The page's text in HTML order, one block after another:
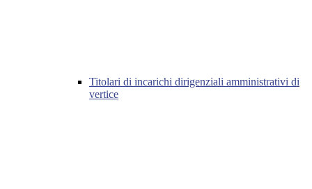
Titolari di incarichi dirigenziali amministrativi di
vertice